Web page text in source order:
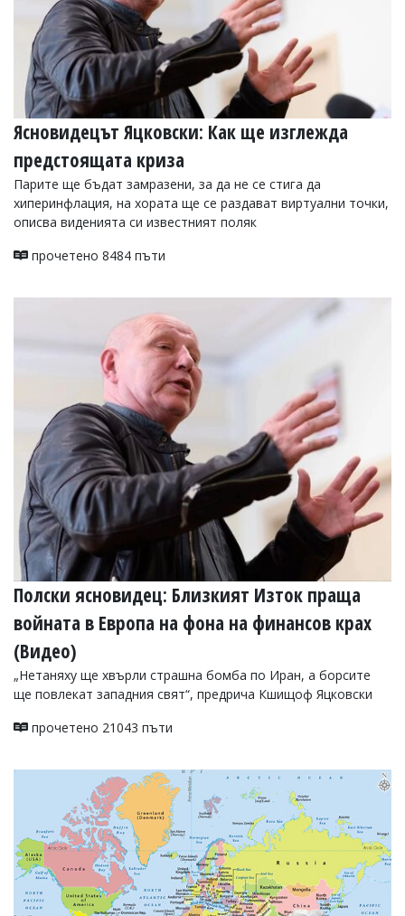
УКРАЙНА
СПОРТ
РАЗСЛЕДВАНЕ
БИЗНЕС
ЮГ
Управители:
Веселин
Василев,
email:
v.vasilev@flagman.bg
Касабова,
Коментарите
статиите
въвеждат
читателите
редакцията
не
носи
отговорност
за
Ако
откриете
обиден
за
коментар,
сигнализирайте
Ясновидецът Яцковски: Как ще изглежда
предстоящата криза
Парите ще бъдат замразени, за да не се стига да
хиперинфлация, на хората ще се раздават виртуални точки,
описва виденията си известният поляк
прочетено 8484 пъти
Полски ясновидец: Близкият Изток праща
войната в Европа на фона на финансов крах
(Видео)
„Нетаняху ще хвърли страшна бомба по Иран, а борсите
ще повлекат западния свят“, предрича Кшищоф Яцковски
прочетено 21043 пъти